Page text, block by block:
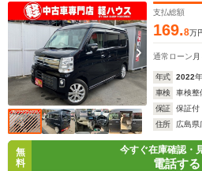
外ナビ Bluetooth接続 フルセグ
支払総額
169.8万
通常ローン 月
年式 2022年
車検
車検整
保証
保証付
住所
広島県
無
料
今すぐ在庫確認・
電話する